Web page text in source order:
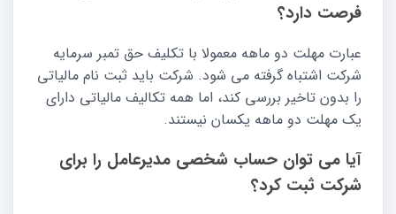
فرصت دارد؟
عبارت مهلت دو ماهه معمولا با تکلیف حق تمبر سرمایه
شرکت اشتباه گرفته می شود. شرکت باید ثبت نام مالیاتی
را بدون تاخیر بررسی کند، اما همه تکالیف مالیاتی دارای
یک مهلت دو ماهه یکسان نیستند.
آیا می توان حساب شخصی مدیرعامل را برای
شرکت ثبت کرد؟